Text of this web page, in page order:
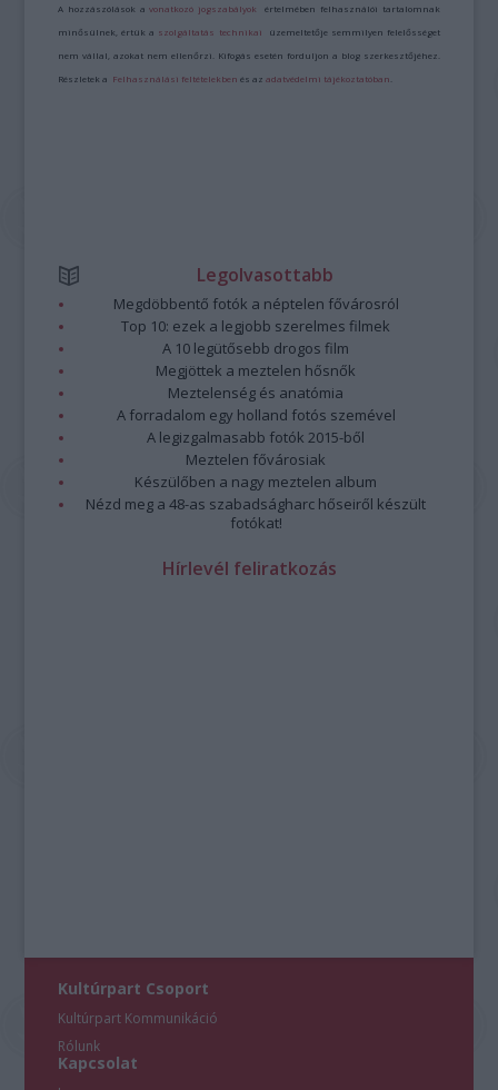
A hozzászólások avonatkozó jogszabályok értelmében felhasználói tartalomnak
minősülnek, értük a szolgáltatás technikai üzemeltetője semmilyen felelősséget
nem vállal, azokat nem ellenőrzi. Kifogás esetén forduljon a blog szerkesztőjéhez.
Részletek a Felhasználási feltételekben és azadatvédelmi tájékoztatóban
Legolvasottabb
Megdöbbentő fotók a néptelen fővárosról
Top 10: ezek a legjobb szerelmes filmek
A 10 legütősebb drogos film
Megjöttek a meztelen hősnők
Meztelenség és anatómia
A forradalom egy holland fotós szemével
A legizgalmasabb fotók 2015-ből
Meztelen fővárosiak
Készülőben a nagy meztelen album
Nézd meg a 48-as szabadságharc hőseiről készült
fotókat!
Hírlevél feliratkozás
Kultúrpart Csoport
Kultúrpart Kommunikáció
Rólunk
Kapcsolat